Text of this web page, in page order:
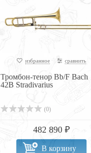
избранное сравнить
Тромбон-тенор Bb/F Bach
42B Stradivarius
(0)
482 890 ₽
В корзину